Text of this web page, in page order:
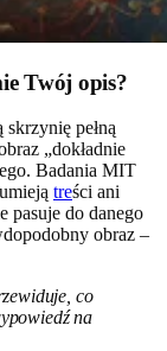
Twój opis?
pełną
„dokładnie
Badania MIT
treści ani
pasuje do danego
obraz –
co
na